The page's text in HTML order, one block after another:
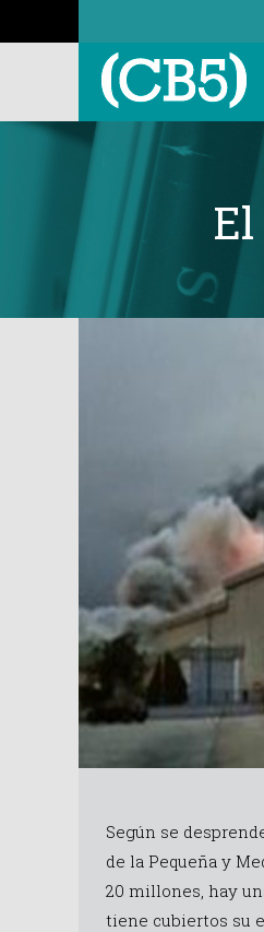
Según se
de la Pequeña y
20 millones, hay
tiene cubiertos su